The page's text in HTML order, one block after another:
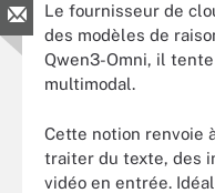
Le fournisseur de
des modèles de
Qwen3-Omni, il
multimodal.
Cette notion renvoie
traiter du texte, des
vidéo en entrée.